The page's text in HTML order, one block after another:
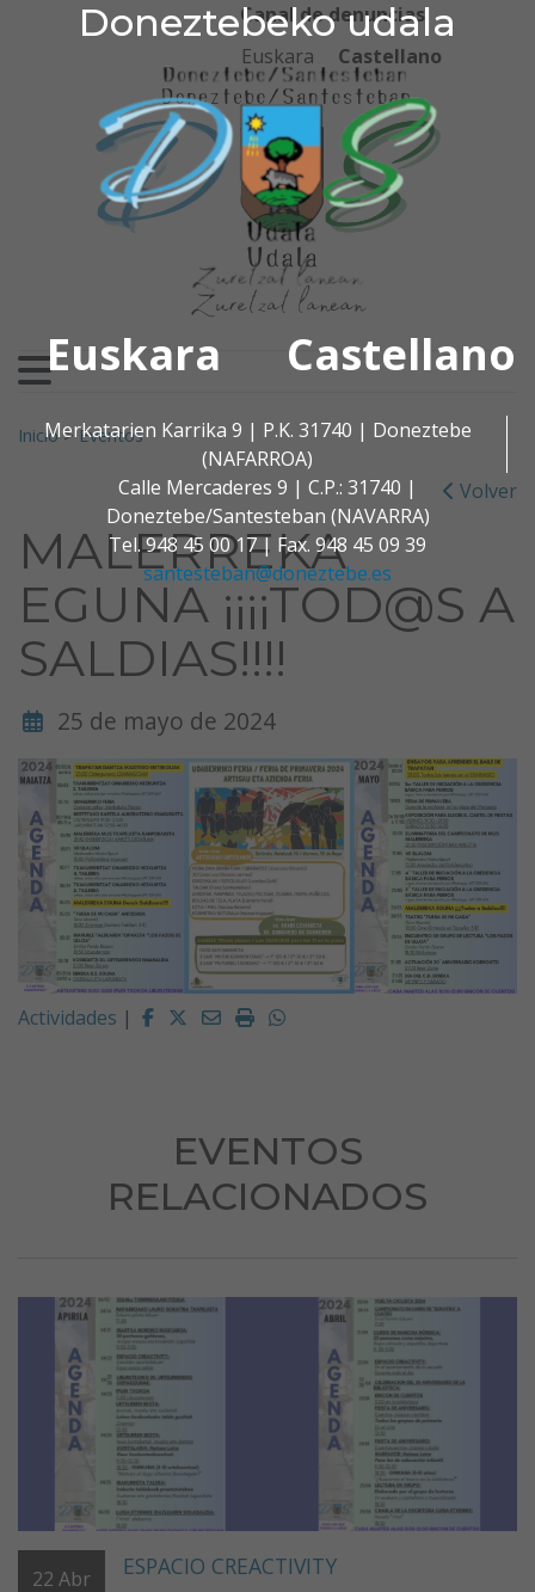
Doneztebeko udala
Euskara Castellano
Merkatarien Karrika 9 | P.K. 31740 | Doneztebe
(NAFARROA)
Calle Mercaderes 9 | C.P.: 31740 |
Doneztebe/Santesteban (NAVARRA)
Tel. 948 45 00 17 | Fax. 948 45 09 39
santesteban@doneztebe.es
Ir al contenido
Doneztebeko udala
Canal de denuncias
Euskara
Castellano
Buscar:
Inicio>Eventos
Volver
MALERREKA
EGUNA ¡¡¡¡TOD@S A
SALDIAS!!!!
25 de mayo de 2024
Actividades | Facebook
Twitter
EmailImprimirWhatsapp
EVENTOS
RELACIONADOS
22 Abr ESPACIO CREACTIVITY